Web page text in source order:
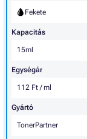
Fekete
Kapacitás
15ml
Egységár
112 Ft / ml
Gyártó
TonerPartner